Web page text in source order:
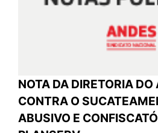
NOTA DA DIRETORIA
CONTRA O
ABUSIVO E